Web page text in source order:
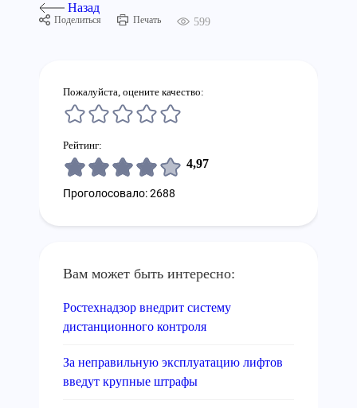
Назад
Поделиться Печать 599
Пожалуйста, оцените качество:
Рейтинг:
4,97
Проголосовало: 2688
Вам может быть интересно:
Ростехнадзор внедрит систему
дистанционного контроля
За неправильную эксплуатацию лифтов
введут крупные штрафы